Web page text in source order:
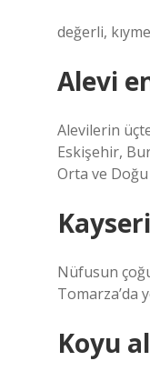
değerli,
Alevi
Alevilerin
Eskişehir,
Orta ve
Nüfusun
Tomarza’da
Koyu